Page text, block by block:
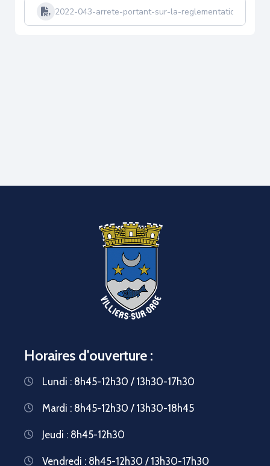
2022-043-arrete-portant-sur-la-reglementation-de-
Horaires d'ouverture :
Lundi : 8h45-12h30 / 13h30-17h30
Mardi : 8h45-12h30 / 13h30-18h45
Jeudi : 8h45-12h30
Vendredi : 8h45-12h30 / 13h30-17h30